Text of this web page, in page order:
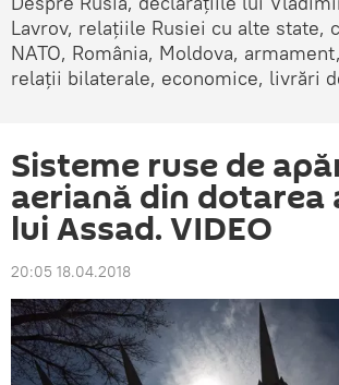
Lavrov, relațiile Rusiei cu alte state,
NATO, România, Moldova,
relații bilaterale, economice, livrări
Sisteme ruse de
aeriană din dotarea
lui Assad. VIDEO
20:05 18.04.2018